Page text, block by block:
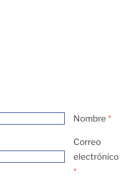
Nombre *
Correo
electrónico
*